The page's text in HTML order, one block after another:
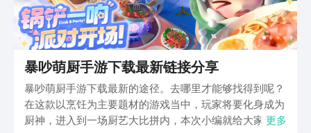
暴吵萌厨手游下载最新链接分享
暴吵萌厨手游下载最新的途径。去哪里才能够找得到呢？
在这款以烹饪为主要题材的游戏当中，玩家将要化身成为
厨神，进入到一场厨艺大比拼内，本次小编就给大家专门
更多